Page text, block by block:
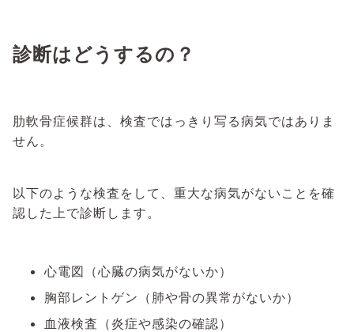
診断はどうするの？
肋軟骨症候群は、検査ではっきり写る病気ではありま
せん。
以下のような検査をして、重大な病気がないことを確
認した上で診断します。
心電図（心臓の病気がないか）
胸部レントゲン（肺や骨の異常がないか）
血液検査（炎症や感染の確認）